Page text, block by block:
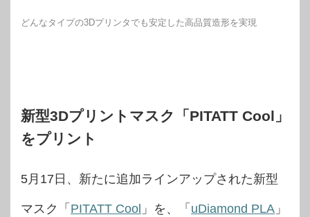
どんなタイプの3Dプリンタでも安定した高品質造形を実現
新型3Dプリントマスク「PITATT Cool」
をプリント
5月17日、新たに追加ラインアップされた新型
マスク「 PITATT Cool 」を、「 uDiamond PLA 」